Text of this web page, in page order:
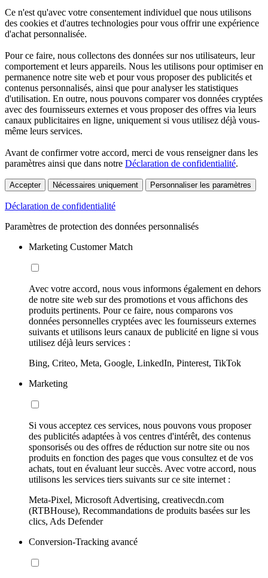
Ce n'est qu'avec votre consentement individuel que nous utilisons
des cookies et d'autres technologies pour vous offrir une expérience
d'achat personnalisée.
Pour ce faire, nous collectons des données sur nos utilisateurs, leur
comportement et leurs appareils. Nous les utilisons pour optimiser en
permanence notre site web et pour vous proposer des publicités et
contenus personnalisés, ainsi que pour analyser les statistiques
d'utilisation. En outre, nous pouvons comparer vos données cryptées
avec des fournisseurs externes et vous proposer des offres via leurs
canaux publicitaires en ligne, uniquement si vous utilisez déjà vous-
même leurs services.
Avant de confirmer votre accord, merci de vous renseigner dans les
paramètres ainsi que dans notre Déclaration de confidentialité.
Accepter Nécessaires uniquement Personnaliser les paramètres
Déclaration de confidentialité
Paramètres de protection des données personnalisés
Marketing Customer Match
Avec votre accord, nous vous informons également en dehors
de notre site web sur des promotions et vous affichons des
produits pertinents. Pour ce faire, nous comparons vos
données personnelles cryptées avec les fournisseurs externes
suivants et utilisons leurs canaux de publicité en ligne si vous
utilisez déjà leurs services :
Bing, Criteo, Meta, Google, LinkedIn, Pinterest, TikTok
Marketing
Si vous acceptez ces services, nous pouvons vous proposer
des publicités adaptées à vos centres d'intérêt, des contenus
sponsorisés ou des offres de réduction sur notre site ou nos
produits en fonction des pages que vous consultez et de vos
achats, tout en évaluant leur succès. Avec votre accord, nous
utilisons les services tiers suivants sur ce site internet :
Meta-Pixel, Microsoft Advertising, creativecdn.com
(RTBHouse), Recommandations de produits basées sur les
clics, Ads Defender
Conversion-Tracking avancé